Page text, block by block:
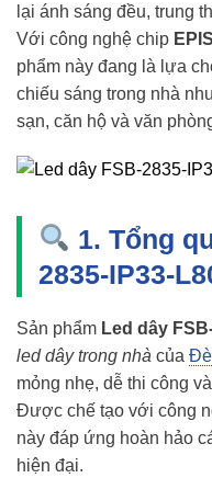
lại ánh sáng đều, trung
Với công nghệ chip
phẩm này đang là lựa
chiếu sáng trong nhà
sạn, căn hộ và văn
1. Tổng
2835-IP33-
Sản phẩm Led dây
led dây trong nhà của
mỏng nhẹ, dễ thi công
Được chế tạo với công
này đáp ứng hoàn hảo
hiện đại.